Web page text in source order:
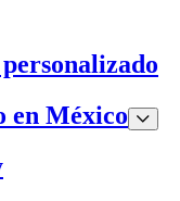
en México